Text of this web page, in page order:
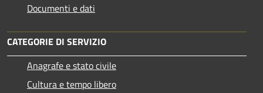
Documenti e dati
CATEGORIE DI SERVIZIO
Anagrafe e stato civile
Cultura e tempo libero